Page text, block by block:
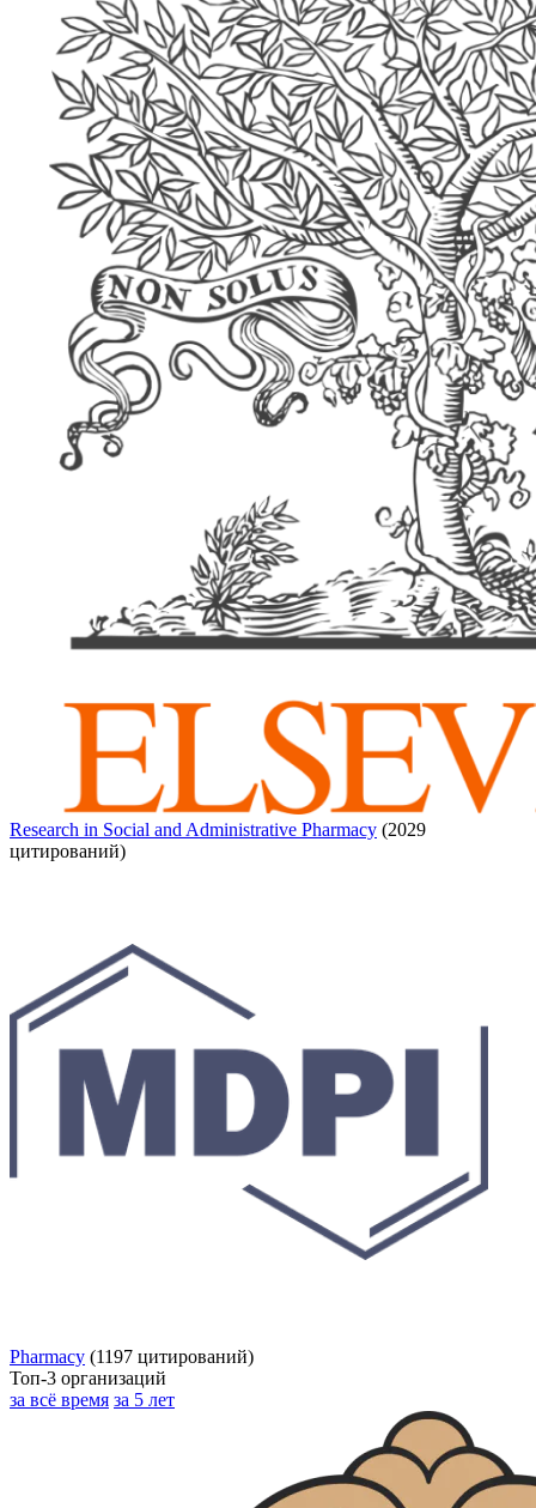
Research in Social and Administrative Pharmacy (2029
цитирований)
Pharmacy (1197 цитирований)
Топ-3 организаций
за всё время за 5 лет